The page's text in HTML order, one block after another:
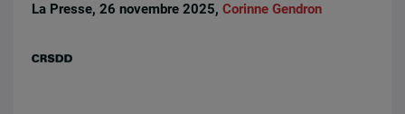
La Presse, 26 novembre 2025,Corinne Gendron